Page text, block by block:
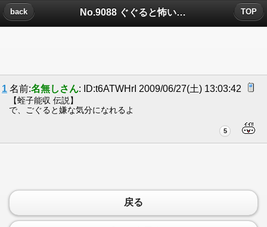
No.9088 ぐぐると怖いらしい（都市伝説？）についたコメント
back TOP
1 名前:名無しさん: ID:t6ATWHrI 2009/06/27(土) 13:03:42
【蛭子能収 伝説】
で、ごぐると嫌な気分になれるよ
5
戻る